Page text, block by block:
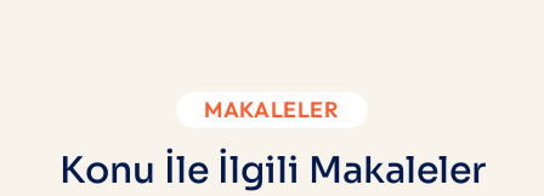
MAKALELER
Konu İle İlgili Makaleler